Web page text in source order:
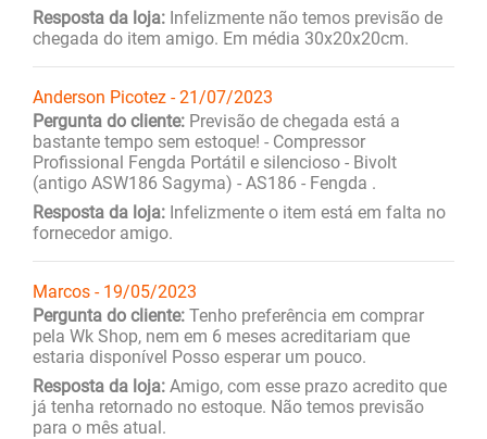
Resposta da loja: Infelizmente não temos previsão de
chegada do item amigo. Em média 30x20x20cm.
Anderson Picotez - 21/07/2023
Pergunta do cliente: Previsão de chegada está a
bastante tempo sem estoque! - Compressor
Profissional Fengda Portátil e silencioso - Bivolt
(antigo ASW186 Sagyma) - AS186 - Fengda .
Resposta da loja: Infelizmente o item está em falta no
fornecedor amigo.
Marcos - 19/05/2023
Pergunta do cliente: Tenho preferência em comprar
pela Wk Shop, nem em 6 meses acreditariam que
estaria disponível Posso esperar um pouco.
Resposta da loja: Amigo, com esse prazo acredito que
já tenha retornado no estoque. Não temos previsão
para o mês atual.